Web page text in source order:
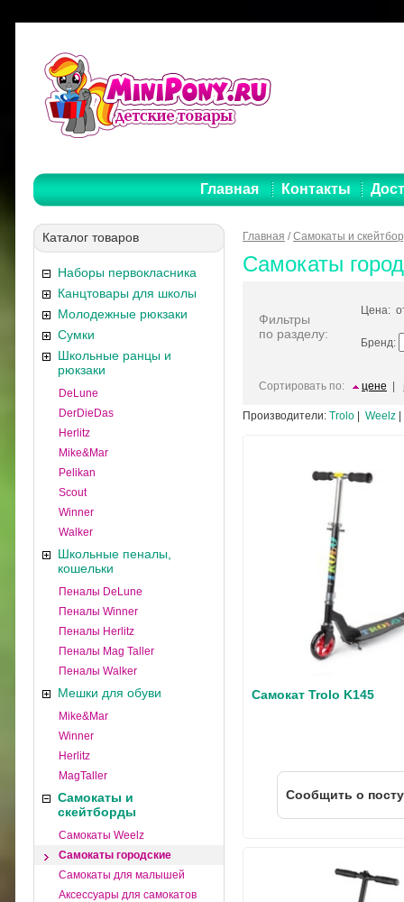
Главная Контакты
Каталог товаров
Наборы первокласника
Канцтовары для школы
Молодежные рюкзаки
Сумки
Школьные ранцы и
рюкзаки
DeLune
DerDieDas
Herlitz
Mike&Mar
Pelikan
Scout
Winner
Walker
Школьные пеналы,
кошельки
Пеналы DeLune
Пеналы Winner
Пеналы Herlitz
Пеналы Mag Taller
Пеналы Walker
Мешки для обуви
Mike&Mar
Winner
Herlitz
MagTaller
Самокаты и
скейтборды
Самокаты Weelz
Самокаты городские
Самокаты для малышей
Аксессуары для самокатов
Главная /Самокаты и
Самокаты
Фильтры
по разделу:
Цена:
Бренд:
Сортировать по: цене
Производители: Trolo Weelz
Самокат Trolo K145
Cообщить о